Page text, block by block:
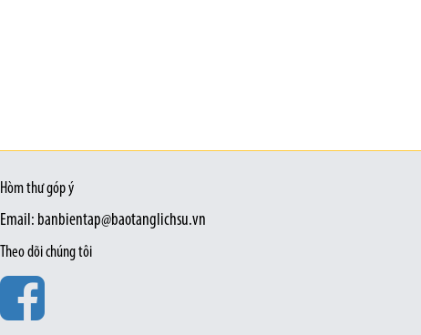
Hòm thư góp ý
Email: banbientap@baotanglichsu.vn
Theo dõi chúng tôi